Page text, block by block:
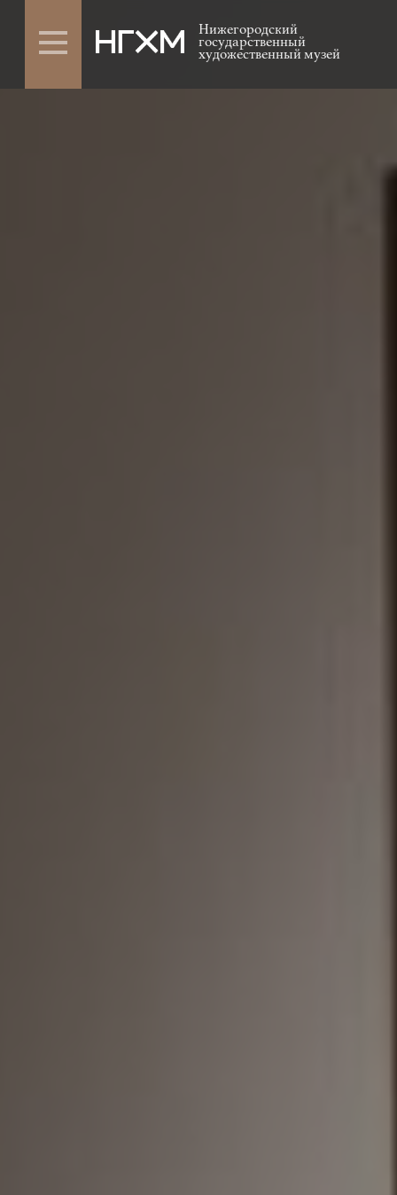
Нижегородский
государственный
художественный музей